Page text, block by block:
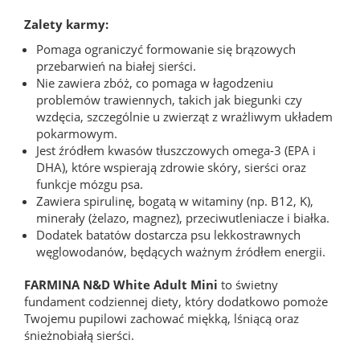
Zalety karmy:
Pomaga ograniczyć formowanie się brązowych
przebarwień na białej sierści.
Nie zawiera zbóż, co pomaga w łagodzeniu
problemów trawiennych, takich jak biegunki czy
wzdęcia, szczególnie u zwierząt z wrażliwym układem
pokarmowym.
Jest źródłem kwasów tłuszczowych omega-3 (EPA i
DHA), które wspierają zdrowie skóry, sierści oraz
funkcje mózgu psa.
Zawiera spirulinę, bogatą w witaminy (np. B12, K),
minerały (żelazo, magnez), przeciwutleniacze i białka.
Dodatek batatów dostarcza psu lekkostrawnych
węglowodanów, będących ważnym źródłem energii.
FARMINA N&D White Adult Mini to świetny
fundament codziennej diety, który dodatkowo pomoże
Twojemu pupilowi zachować miękką, lśniącą oraz
śnieżnobiałą sierści.